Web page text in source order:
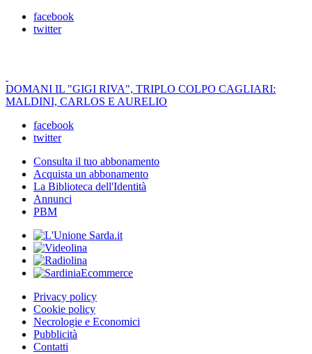
facebook
twitter
DOMANI IL "GIGI RIVA", TRIPLO COLPO CAGLIARI:
MALDINI, CARLOS E AURELIO
facebook
twitter
Consulta il tuo abbonamento
Acquista un abbonamento
La Biblioteca dell'Identità
Annunci
PBM
Privacy policy
Cookie policy
Necrologie e Economici
Pubblicità
Contatti